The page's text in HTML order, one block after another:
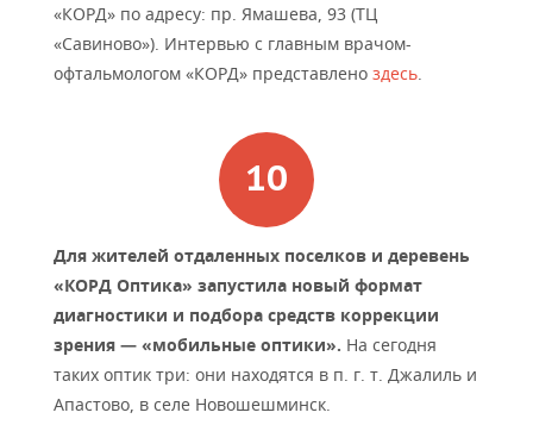
«КОРД» по адресу: пр. Ямашева, 93 (ТЦ
«Савиново»). Интервью с главным врачом-
офтальмологом «КОРД» представлено здесь.
Для жителей отдаленных поселков и деревень
«КОРД Оптика» запустила новый формат
диагностики и подбора средств коррекции
зрения — «мобильные оптики». На сегодня
таких оптик три: они находятся в п. г. т. Джалиль и
Апастово, в селе Новошешминск.